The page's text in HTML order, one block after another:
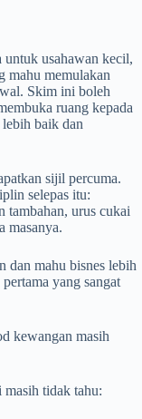
untuk usahawan kecil,
mahu memulakan
Skim ini boleh
ruang kepada
baik dan
sijil percuma.
selepas itu:
tambahan, urus cukai
masanya.
dan mahu bisnes lebih
yang sangat
kewangan masih
masih tidak tahu: